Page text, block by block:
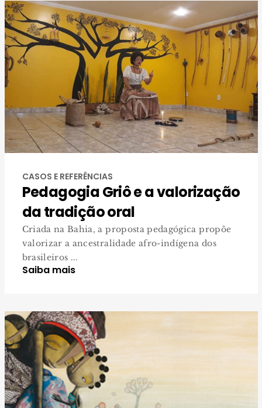
CASOS E REFERÊNCIAS
Pedagogia Griô e a valorização
da tradição oral
Criada na Bahia, a proposta pedagógica propõe
valorizar a ancestralidade afro-indígena dos
brasileiros ...
Saiba mais